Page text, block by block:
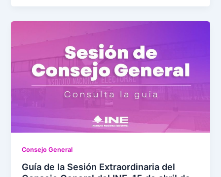
Consejo General
Guía de la Sesión Extraordinaria del